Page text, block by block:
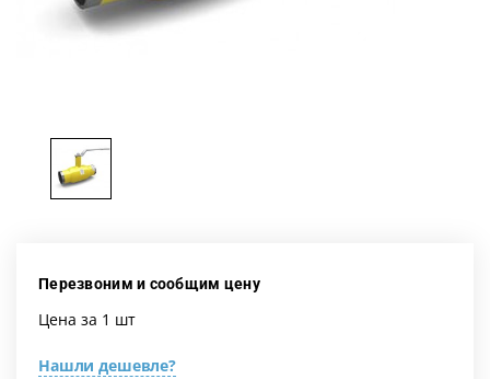
Перезвоним и сообщим цену
Нашли дешевле?
Цена за 1 шт